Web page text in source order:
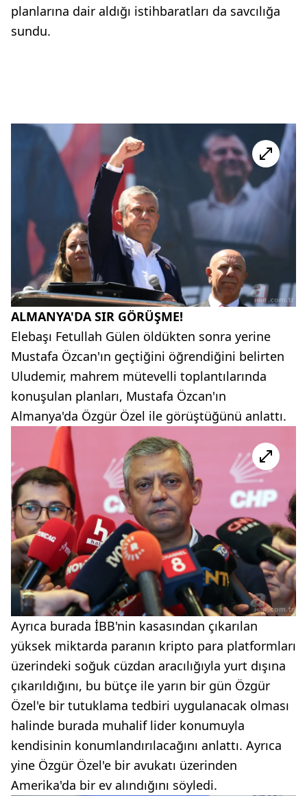
planlarına dair aldığı istihbaratları da savcılığa
sundu.
ALMANYA'DA SIR GÖRÜŞME!
Elebaşı Fetullah Gülen öldükten sonra yerine
Mustafa Özcan'ın geçtiğini öğrendiğini belirten
Uludemir, mahrem mütevelli toplantılarında
konuşulan planları, Mustafa Özcan'ın
Almanya'da Özgür Özel ile görüştüğünü anlattı.
Ayrıca burada İBB'nin kasasından çıkarılan
yüksek miktarda paranın kripto para platformları
üzerindeki soğuk cüzdan aracılığıyla yurt dışına
çıkarıldığını, bu bütçe ile yarın bir gün Özgür
Özel'e bir tutuklama tedbiri uygulanacak olması
halinde burada muhalif lider konumuyla
kendisinin konumlandırılacağını anlattı. Ayrıca
yine Özgür Özel'e bir avukatı üzerinden
Amerika'da bir ev alındığını söyledi.